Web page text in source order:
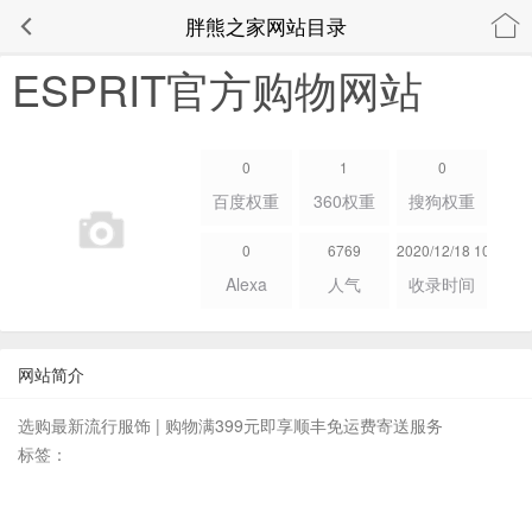
胖熊之家网站目录
ESPRIT官方购物网站
0
百度权重
1
360权重
0
搜狗权重
0
Alexa
6769
人气
2020/12/18 10:37:39
收录时间
网站简介
选购最新流行服饰 | 购物满399元即享顺丰免运费寄送服务
标签：